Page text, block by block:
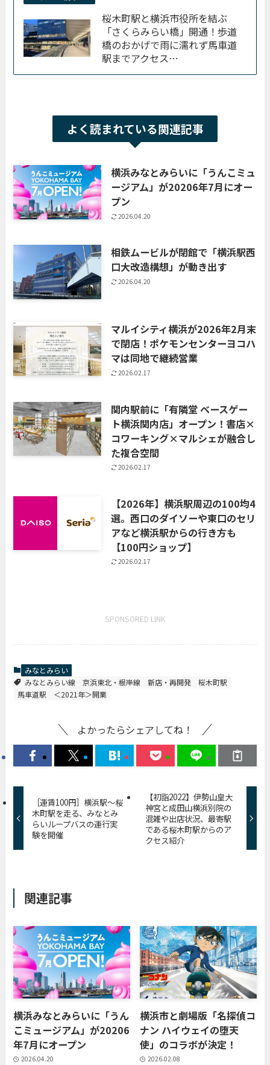
桜木町駅と横浜市役所を結ぶ
「さくらみらい橋」開通！歩道
橋のおかげで雨に濡れず馬車道
駅までアクセス…
よく読まれている関連記事
横浜みなとみらいに「うんこミュ
ージアム」が20206年7月にオー
プン
2026.04.20
相鉄ムービルが閉館で「横浜駅西
口大改造構想」が動き出す
2026.04.20
マルイシティ横浜が2026年2月末
で閉店！ポケモンセンターヨコハ
マは同地で継続営業
2026.02.17
関内駅前に「有隣堂 ベースゲー
ト横浜関内店」オープン！書店×
コワーキング×マルシェが融合し
た複合空間
2026.02.17
【2026年】横浜駅周辺の100均4
選。西口のダイソーや東口のセリ
アなど横浜駅からの行き方も
【100円ショップ】
2026.02.17
SPONSORED LINK
みなとみらい
みなとみらい線
京浜東北・根岸線 新店・再開発
桜木町駅
馬車道駅
＜2021年＞開業
よかったらシェアしてね！
［運賃100円］横浜駅～桜
木町駅を走る、みなとみ
らいループバスの運行実
験を開催
【初詣2022】伊勢山皇大
神宮と成田山横浜別院の
混雑や出店状況、最寄駅
である桜木町駅からのア
クセス紹介
関連記事
横浜みなとみらいに「うん
こミュージアム」が20206
年7月にオープン
2026.04.20
横浜市と劇場版「名探偵コ
ナン ハイウェイの堕天
使」のコラボが決定！
2026.02.08